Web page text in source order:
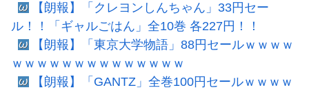
【朗報】「クレヨンしんちゃん」33円セー
ル！！「ギャルごはん」全10巻 各227円！！
【朗報】「東京大学物語」88円セールｗｗｗｗ
ｗｗｗｗｗｗｗｗｗｗｗｗｗｗ
【朗報】「GANTZ」全巻100円セールｗｗｗｗ